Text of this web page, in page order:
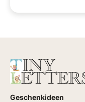
Geschenkideen